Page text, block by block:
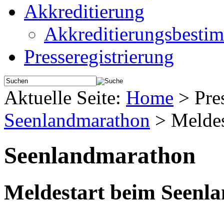
Akkreditierung
Presseregistrierung
Aktuelle Seite: Home >
Seenlandmarathon >
Seenlandmarathon
Meldestart beim